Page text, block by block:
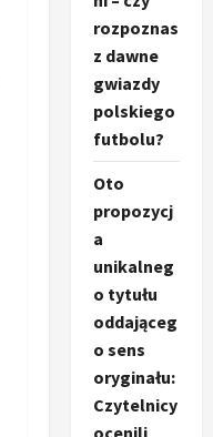
rozpoznas
z dawne
gwiazdy
polskiego
futbolu?
Oto
propozycj
a
unikalneg
o tytułu
oddająceg
o sens
oryginału:
Czytelnicy
ocenili